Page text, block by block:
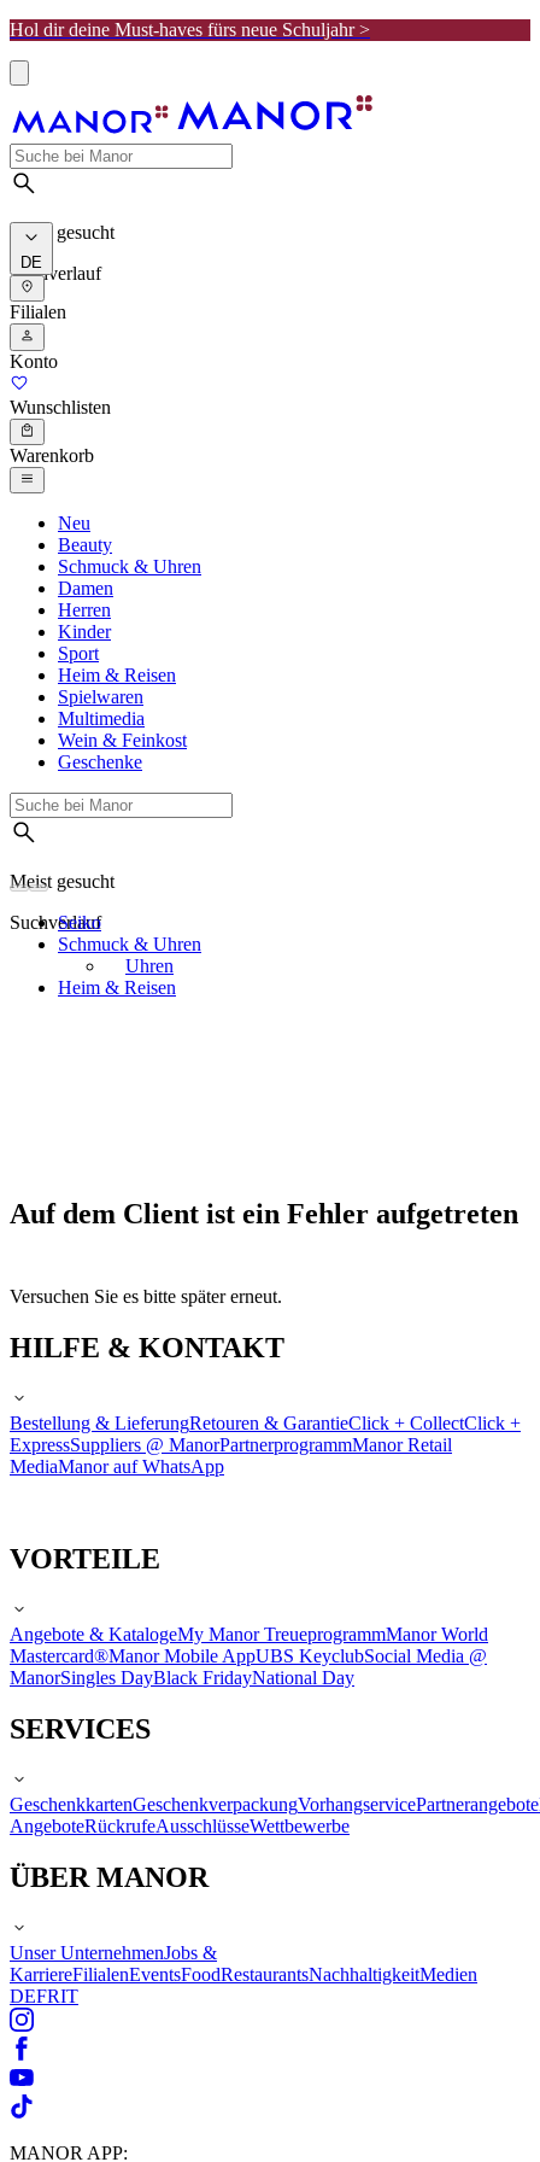
Hol dir deine Must-haves fürs neue Schuljahr >
Meist gesucht
Suchverlauf
DE
Filialen
Konto
Wunschlisten
Warenkorb
Neu
Beauty
Schmuck & Uhren
Damen
Herren
Kinder
Sport
Heim & Reisen
Spielwaren
Multimedia
Wein & Feinkost
Geschenke
Meist gesucht
Suchverlauf
Seiko
Schmuck & Uhren
Uhren
Heim & Reisen
Auf dem Client ist ein Fehler aufgetreten
Versuchen Sie es bitte später erneut.
HILFE & KONTAKT
Bestellung & LieferungRetouren & GarantieClick + CollectClick +
ExpressSuppliers @ ManorPartnerprogrammManor Retail
MediaManor auf WhatsApp
VORTEILE
Angebote & KatalogeMy Manor TreueprogrammManor World
Mastercard®Manor Mobile AppUBS KeyclubSocial Media @
ManorSingles DayBlack FridayNational Day
SERVICES
GeschenkkartenGeschenkverpackungVorhangservicePartnerangebote
AngeboteRückrufeAusschlüsseWettbewerbe
ÜBER MANOR
Unser UnternehmenJobs &
KarriereFilialenEventsFoodRestaurantsNachhaltigkeitMedien
DEFRIT
MANOR APP: